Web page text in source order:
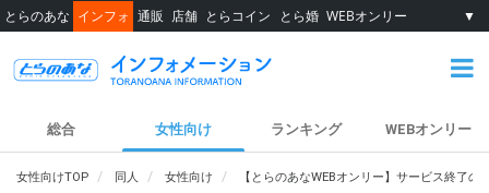
とらのあな インフォ 通販 店舗 とらコイン とら婚 WEBオンリー ▼
総合 女性向け ランキング WEBオンリー
女性向けTOP 同人 女性向け 【とらのあなWEBオンリー】サービス終了の